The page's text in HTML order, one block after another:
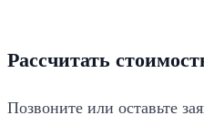
Рассчитать
Позвоните или оставьте